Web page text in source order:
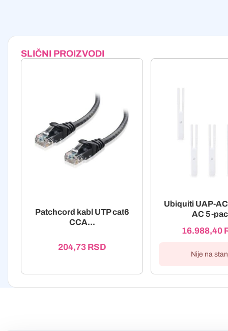
SLIČNI PROIZVODI
Patchcord kabl UTP cat6
CCA...
204,73 RSD
Ubiquiti UAP-
AC 5-
16.988,40
Nije na